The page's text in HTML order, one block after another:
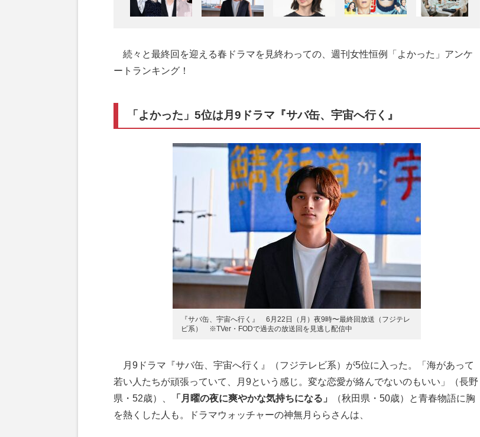
続々と最終回を迎える春ドラマを見終わっての、週刊女性恒例「よかった」アンケ
ートランキング！
「よかった」5位は月9ドラマ『サバ缶、宇宙へ行く』
『サバ缶、宇宙へ行く』 6月22日（月）夜9時〜最終回放送（フジテレ
ビ系） ※TVer・FODで過去の放送回を見逃し配信中
月9ドラマ『サバ缶、宇宙へ行く』（フジテレビ系）が5位に入った。「海があって
若い人たちが頑張っていて、月9という感じ。変な恋愛が絡んでないのもいい」（長野
県・52歳）、
「月曜の夜に爽やかな気持ちになる」
（秋田県・50歳）と青春物語に胸
を熱くした人も。ドラマウォッチャーの神無月ららさんは、